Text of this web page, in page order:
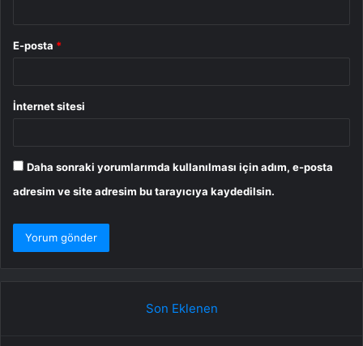
E-posta *
İnternet sitesi
Daha sonraki yorumlarımda kullanılması için adım, e-posta
adresim ve site adresim bu tarayıcıya kaydedilsin.
Son Eklenen